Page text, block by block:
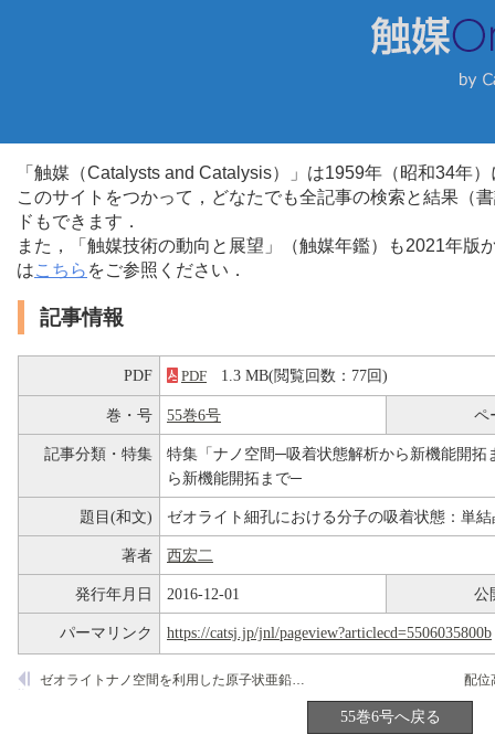
「触媒（Catalysts and Catalysis）」は1959年（昭和34年
このサイトをつかって，どなたでも全記事の検索と結果（
ドもできます．
また，「触媒技術の動向と展望」（触媒年鑑）も2021年
はこちら をご参照ください．
記事情報
PDF PDF 1.3 MB(閲覧回数：77回)
巻・号 55巻6号 ペ
記事分類・特集
特集「ナノ空間─吸着状態解析から新機能開
ら新機能開拓まで─
題目(和文) ゼオライト細孔における分子の吸着状態：単
著者 西宏二
発行年月日 2016-12-01 公
パーマリンク https://catsj.jp/jnl/pageview?articlecd=5506035800b
ゼオライトナノ空間を利用した原子状亜鉛種の創製とその特異性
55巻6号へ戻る